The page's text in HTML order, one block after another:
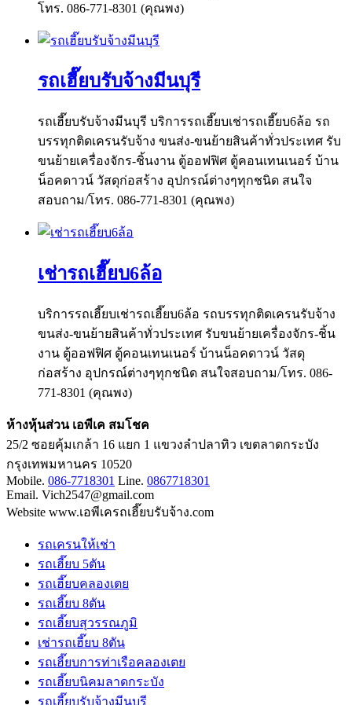
โทร. 086-771-8301 (คุณพง)
รถเฮี๊ยบรับจ้างมีนบุรี
รถเฮี๊ยบรับจ้างมีนบุรี บริการรถเฮี๊ยบเช่ารถเฮี๊ยบ6ล้อ รถ
บรรทุกติดเครนรับจ้าง ขนส่ง-ขนย้ายสินค้าทั่วประเทศ รับ
ขนย้ายเครื่องจักร-ชิ้นงาน ตู้ออฟฟิศ ตู้คอนเทนเนอร์ บ้าน
น็อคดาวน์ วัสดุก่อสร้าง อุปกรณ์ต่างๆทุกชนิด สนใจ
สอบถาม/โทร. 086-771-8301 (คุณพง)
เช่ารถเฮี๊ยบ6ล้อ
บริการรถเฮี๊ยบเช่ารถเฮี๊ยบ6ล้อ รถบรรทุกติดเครนรับจ้าง
ขนส่ง-ขนย้ายสินค้าทั่วประเทศ รับขนย้ายเครื่องจักร-ชิ้น
งาน ตู้ออฟฟิศ ตู้คอนเทนเนอร์ บ้านน็อคดาวน์ วัสดุ
ก่อสร้าง อุปกรณ์ต่างๆทุกชนิด สนใจสอบถาม/โทร. 086-
771-8301 (คุณพง)
ห้างหุ้นส่วน เอพีเค สมโชค
25/2 ซอยคุ้มเกล้า 16 แยก 1 แขวงลำปลาทิว เขตลาดกระบัง
กรุงเทพมหานคร 10520
Mobile. 086-7718301 Line. 0867718301
Email. Vich2547@gmail.com
Website www.เอพีเครถเฮี๊ยบรับจ้าง.com
รถเครนให้เช่า
รถเฮี๊ยบ 5ตัน
รถเฮี๊ยบคลองเตย
รถเฮี๊ยบ 8ตัน
รถเฮี๊ยบสุวรรณภูมิ
เช่ารถเฮี๊ยบ 8ตัน
รถเฮี๊ยบการท่าเรือคลองเตย
รถเฮี๊ยบนิคมลาดกระบัง
รถเฮี๊ยบรับจ้างมีนบุรี